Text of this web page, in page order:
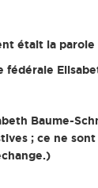
était la
fédérale
Baume-
; ce ne